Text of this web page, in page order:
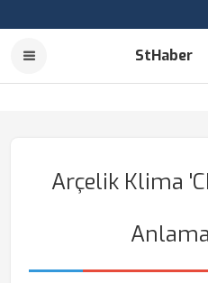
StHaber
Arçelik Klima